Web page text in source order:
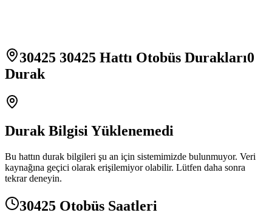
30425 30425 Hattı Otobüs Durakları0
Durak
Durak Bilgisi Yüklenemedi
Bu hattın durak bilgileri şu an için sistemimizde bulunmuyor. Veri
kaynağına geçici olarak erişilemiyor olabilir. Lütfen daha sonra
tekrar deneyin.
30425 Otobüs Saatleri